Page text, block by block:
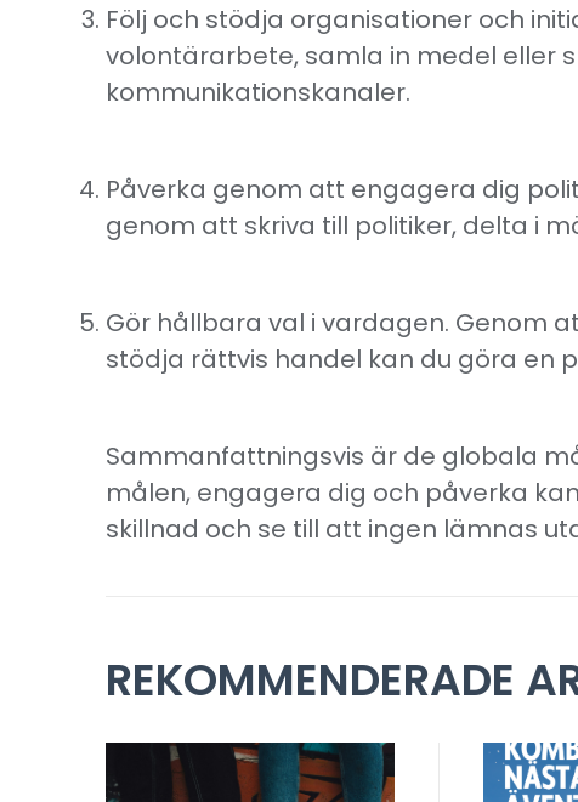
Följ och stödja organisationer och
volontärarbete, samla in medel eller
kommunikationskanaler.
Påverka genom att engagera dig
genom att skriva till politiker, delta i
Gör hållbara val i vardagen. Genom
stödja rättvis handel kan du göra en
Sammanfattningsvis är de globala
målen, engagera dig och påverka
skillnad och se till att ingen lämnas
REKOMMENDERADE